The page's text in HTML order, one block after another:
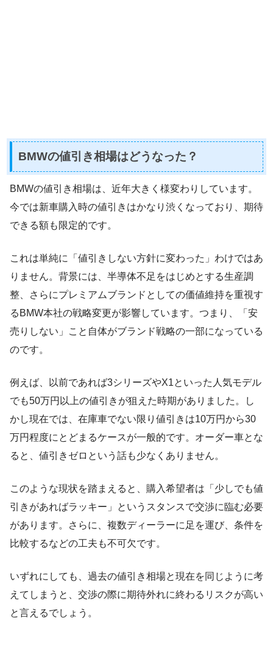
BMWの値引き相場はどうなった？
BMWの値引き相場は、近年大きく様変わりしています。
今では新車購入時の値引きはかなり渋くなっており、期待
できる額も限定的です。
これは単純に「値引きしない方針に変わった」わけではあ
りません。背景には、半導体不足をはじめとする生産調
整、さらにプレミアムブランドとしての価値維持を重視す
るBMW本社の戦略変更が影響しています。つまり、「安
売りしない」こと自体がブランド戦略の一部になっている
のです。
例えば、以前であれば3シリーズやX1といった人気モデル
でも50万円以上の値引きが狙えた時期がありました。し
かし現在では、在庫車でない限り値引きは10万円から30
万円程度にとどまるケースが一般的です。オーダー車とな
ると、値引きゼロという話も少なくありません。
このような現状を踏まえると、購入希望者は「少しでも値
引きがあればラッキー」というスタンスで交渉に臨む必要
があります。さらに、複数ディーラーに足を運び、条件を
比較するなどの工夫も不可欠です。
いずれにしても、過去の値引き相場と現在を同じように考
えてしまうと、交渉の際に期待外れに終わるリスクが高い
と言えるでしょう。